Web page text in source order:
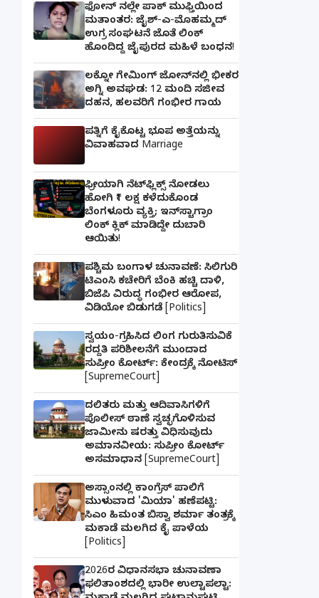
ಫೋನ್ ನಲ್ಲೇ ಪಾಕ್ ಮುಫ್ತಿಯಿಂದ
ಮತಾಂತರ: ಜೈಶ್-ಎ-ಮೊಹಮ್ಮದ್
ಉಗ್ರ ಸಂಘಟನೆ ಜೊತೆ ಲಿಂಕ್
ಹೊಂದಿದ್ದ ಜೈಪುರದ ಮಹಿಳೆ ಬಂಧನ!
ಲಕ್ನೋ ಗೇಮಿಂಗ್ ಜೋನ್‌ನಲ್ಲಿ ಭೀಕರ
ಅಗ್ನಿ ಅವಘಡ: 12 ಮಂದಿ ಸಜೀವ
ದಹನ, ಹಲವರಿಗೆ ಗಂಭೀರ ಗಾಯ
ಪತ್ನಿಗೆ ಕೈಕೊಟ್ಟ ಭೂಪ ಅತ್ತೆಯನ್ನು
ವಿವಾಹವಾದ Marriage
ಫ್ರೀಯಾಗಿ ನೆಟ್‌ಫ್ಲಿಕ್ಸ್ ನೋಡಲು
ಹೋಗಿ ₹1 ಲಕ್ಷ ಕಳೆದುಕೊಂಡ
ಬೆಂಗಳೂರು ವ್ಯಕ್ತಿ; ಇನ್‌ಸ್ಟಾಗ್ರಾಂ
ಲಿಂಕ್ ಕ್ಲಿಕ್ ಮಾಡಿದ್ದೇ ದುಬಾರಿ
ಆಯಿತು!
ಪಶ್ಚಿಮ ಬಂಗಾಳ ಚುನಾವಣೆ: ಸಿಲಿಗುರಿ
ಟಿಎಂಸಿ ಕಚೇರಿಗೆ ಬೆಂಕಿ ಹಚ್ಚಿ ದಾಳಿ,
ಬಿಜೆಪಿ ವಿರುದ್ಧ ಗಂಭೀರ ಆರೋಪ,
ವಿಡಿಯೋ ಬಿಡುಗಡೆ [Politics]
ಸ್ವಯಂ-ಗ್ರಹಿಸಿದ ಲಿಂಗ ಗುರುತಿಸುವಿಕೆ
ರದ್ದತಿ ಪರಿಶೀಲನೆಗೆ ಮುಂದಾದ
ಸುಪ್ರೀಂ ಕೋರ್ಟ್: ಕೇಂದ್ರಕ್ಕೆ ನೋಟಿಸ್
[SupremeCourt]
ದಲಿತರು ಮತ್ತು ಆದಿವಾಸಿಗಳಿಗೆ
ಪೊಲೀಸ್ ಠಾಣೆ ಸ್ವಚ್ಛಗೊಳಿಸುವ
ಜಾಮೀನು ಷರತ್ತು ವಿಧಿಸುವುದು
ಅಮಾನವೀಯ: ಸುಪ್ರೀಂ ಕೋರ್ಟ್
ಅಸಮಾಧಾನ [SupremeCourt]
ಅಸ್ಸಾಂನಲ್ಲಿ ಕಾಂಗ್ರೆಸ್ ಪಾಲಿಗೆ
ಮುಳುವಾದ 'ಮಿಯಾ' ಹಣೆಪಟ್ಟಿ:
ಸಿಎಂ ಹಿಮಂತ ಬಿಸ್ವಾ ಶರ್ಮಾ ತಂತ್ರಕ್ಕೆ
ಮಕಾಡೆ ಮಲಗಿದ ಕೈ ಪಾಳೆಯ
[Politics]
2026ರ ವಿಧಾನಸಭಾ ಚುನಾವಣಾ
ಫಲಿತಾಂಶದಲ್ಲಿ ಭಾರೀ ಉಲ್ಟಾಪಲ್ಟಾ: